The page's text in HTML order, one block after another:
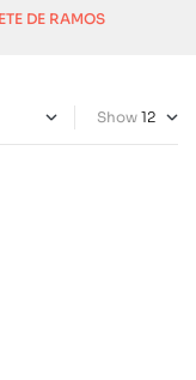
DE RAMOS
Show